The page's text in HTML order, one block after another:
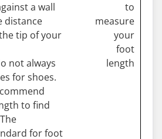
a wall
distance
tip of your
not always
for shoes.
to find
for foot